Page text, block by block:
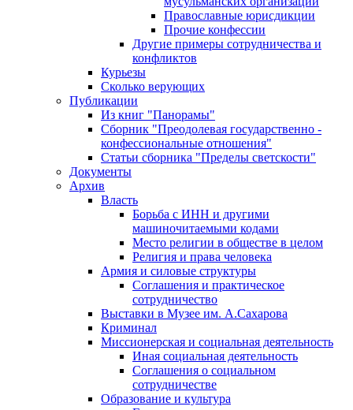
Православные юрисдикции
Прочие конфессии
Другие примеры сотрудничества и
конфликтов
Курьезы
Сколько верующих
Публикации
Из книг "Панорамы"
Сборник "Преодолевая государственно -
конфессиональные отношения"
Статьи сборника "Пределы светскости"
Документы
Архив
Власть
Борьба с ИНН и другими
машиночитаемыми кодами
Место религии в обществе в целом
Религия и права человека
Армия и силовые структуры
Соглашения и практическое
сотрудничество
Выставки в Музее им. А.Сахарова
Криминал
Миссионерская и социальная деятельность
Иная социальная деятельность
Соглашения о социальном
сотрудничестве
Образование и культура